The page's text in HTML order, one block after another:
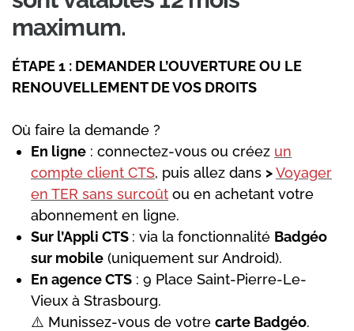
maximum.
ÉTAPE 1 : DEMANDER L’OUVERTURE OU LE
RENOUVELLEMENT DE VOS DROITS
Où faire la demande ?
En ligne : connectez-vous ou créez un
compte client CTS, puis allez dans >Voyager
en TER sans surcoût ou en achetant votre
abonnement en ligne.
Sur l’Appli CTS : via la fonctionnalité Badgéo
sur mobile (uniquement sur Android).
En agence CTS : 9 Place Saint-Pierre-Le-
Vieux à Strasbourg.
⚠️ Munissez-vous de votre carte Badgéo.